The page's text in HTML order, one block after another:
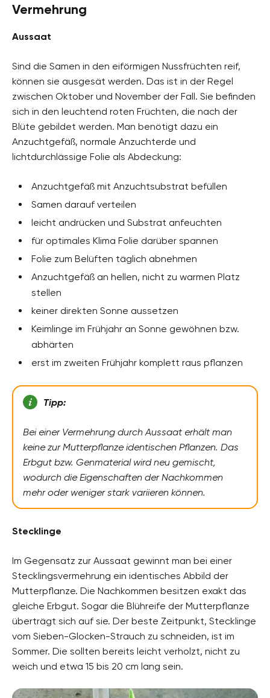
Vermehrung
Aussaat
Sind die Samen in den eiförmigen Nussfrüchten reif,
können sie ausgesät werden. Das ist in der Regel
zwischen Oktober und November der Fall. Sie befinden
sich in den leuchtend roten Früchten, die nach der
Blüte gebildet werden. Man benötigt dazu ein
Anzuchtgefäß, normale Anzuchterde und
lichtdurchlässige Folie als Abdeckung:
Anzuchtgefäß mit Anzuchtsubstrat befüllen
Samen darauf verteilen
leicht andrücken und Substrat anfeuchten
für optimales Klima Folie darüber spannen
Folie zum Belüften täglich abnehmen
Anzuchtgefäß an hellen, nicht zu warmen Platz
stellen
keiner direkten Sonne aussetzen
Keimlinge im Frühjahr an Sonne gewöhnen bzw.
abhärten
erst im zweiten Frühjahr komplett raus pflanzen
Tipp:
Bei einer Vermehrung durch Aussaat erhält man
keine zur Mutterpflanze identischen Pflanzen. Das
Erbgut bzw. Genmaterial wird neu gemischt,
wodurch die Eigenschaften der Nachkommen
mehr oder weniger stark variieren können.
Stecklinge
Im Gegensatz zur Aussaat gewinnt man bei einer
Stecklingsvermehrung ein identisches Abbild der
Mutterpflanze. Die Nachkommen besitzen exakt das
gleiche Erbgut. Sogar die Blühreife der Mutterpflanze
überträgt sich auf sie. Der beste Zeitpunkt, Stecklinge
vom Sieben-Glocken-Strauch zu schneiden, ist im
Sommer. Die sollten bereits leicht verholzt, nicht zu
weich und etwa 15 bis 20 cm lang sein.